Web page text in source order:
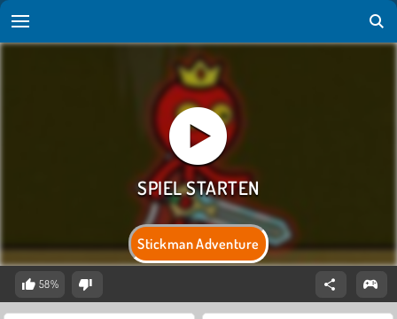
Stickman Adventure
58%